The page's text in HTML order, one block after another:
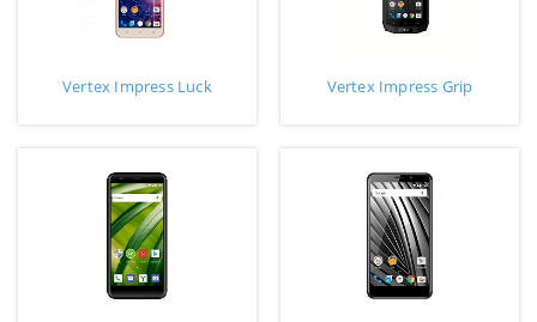
Vertex Impress Luck Vertex Impress Grip